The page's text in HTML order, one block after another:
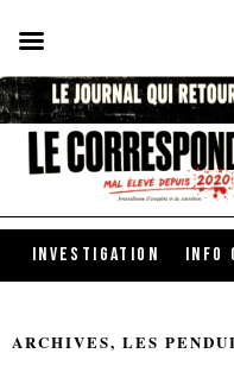
INVESTIGATION INFO
ARCHIVES, LES